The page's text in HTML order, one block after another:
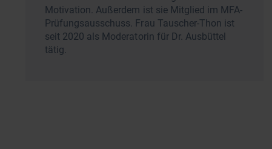
Motivation. Außerdem ist sie Mitglied im MFA-
Prüfungsausschuss. Frau Tauscher-Thon ist
seit 2020 als Moderatorin für Dr. Ausbüttel
tätig.